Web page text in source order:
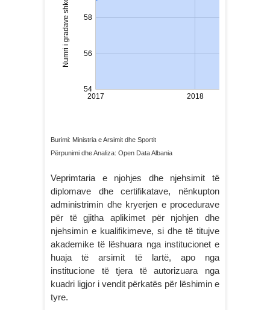
Burimi: Ministria e Arsimit dhe Sportit
Përpunimi dhe Analiza: Open Data Albania
Veprimtaria e njohjes dhe njehsimit të
diplomave dhe certifikatave, nënkupton
administrimin dhe kryerjen e procedurave
për të gjitha aplikimet për njohjen dhe
njehsimin e kualifikimeve, si dhe të titujve
akademike të lëshuara nga institucionet e
huaja të arsimit të lartë, apo nga
institucione të tjera të autorizuara nga
kuadri ligjor i vendit përkatës për lëshimin e
tyre.